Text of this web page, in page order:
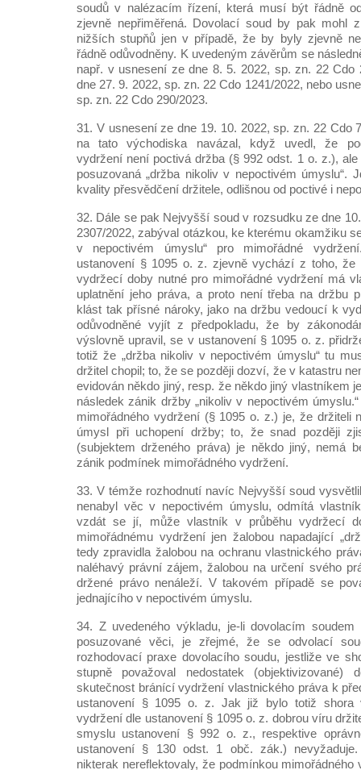
soudů v nalézacím řízení, která musí být řádně
zjevně nepřiměřená. Dovolací soud by pak mohl
nižších stupňů jen v případě, že by byly zjevně
řádně odůvodněny. K uvedeným závěrům se
např. v usnesení ze dne 8. 5. 2022, sp. zn. 22 Cdo
dne 27. 9. 2022, sp. zn. 22 Cdo 1241/2022, nebo
sp. zn. 22 Cdo 290/2023.
31. V usnesení ze dne 19. 10. 2022, sp. zn. 22 Cdo
na tato východiska navázal, když uvedl, že
vydržení není poctivá držba (§ 992 odst. 1 o. z.), ale
posuzovaná „držba nikoliv v nepoctivém úmyslu“.
kvality přesvědčení držitele, odlišnou od poctivé i
32. Dále se pak Nejvyšší soud v rozsudku ze dne
2307/2022, zabýval otázkou, ke kterému okamžiku
v nepoctivém úmyslu“ pro mimořádné
ustanovení § 1095 o. z. zjevně vychází z toho, že
vydržecí doby nutné pro mimořádné vydržení má
uplatnění jeho práva, a proto není třeba na držbu
klást tak přísné nároky, jako na držbu vedoucí k
odůvodněné vyjít z předpokladu, že by
výslovně upravil, se v ustanovení § 1095 o. z.
totiž že „držba nikoliv v nepoctivém úmyslu“ tu
držitel chopil; to, že se později dozví, že v katastru
evidován někdo jiný, resp. že někdo jiný vlastníkem
následek zánik držby „nikoliv v nepoctivém
mimořádného vydržení (§ 1095 o. z.) je, že držiteli
úmysl při uchopení držby; to, že snad později
(subjektem drženého práva) je někdo jiný, nemá
zánik podmínek mimořádného vydržení.
33. V témže rozhodnutí navíc Nejvyšší soud
nenabyl věc v nepoctivém úmyslu, odmítá
vzdát se jí, může vlastník v průběhu vydržecí
mimořádnému vydržení jen žalobou napadající
tedy zpravidla žalobou na ochranu vlastnického
naléhavý právní zájem, žalobou na určení svého
držené právo nenáleží. V takovém případě se
jednajícího v nepoctivém úmyslu.
34. Z uvedeného výkladu, je-li dovolacím soudem
posuzované věci, je zřejmé, že se odvolací
rozhodovací praxe dovolacího soudu, jestliže ve
stupně považoval nedostatek
skutečnost bránící vydržení vlastnického práva k
ustanovení § 1095 o. z. Jak již bylo totiž shora
vydržení dle ustanovení § 1095 o. z. dobrou víru
smyslu ustanovení § 992 o. z., respektive
ustanovení § 130 odst. 1 obč. zák.)
nikterak nereflektovaly, že podmínkou